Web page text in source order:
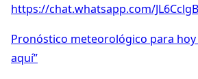
https://chat.whatsapp.com/
Pronóstico meteorológico para hoy
aquí”